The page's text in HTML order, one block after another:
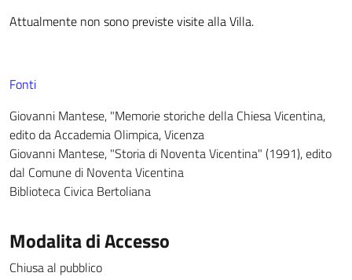
Attualmente non sono previste visite alla Villa.
Fonti
Giovanni Mantese, "Memorie storiche della Chiesa Vicentina,
edito da Accademia Olimpica, Vicenza
Giovanni Mantese, "Storia di Noventa Vicentina" (1991), edito
dal Comune di Noventa Vicentina
Biblioteca Civica Bertoliana
Modalita di Accesso
Chiusa al pubblico